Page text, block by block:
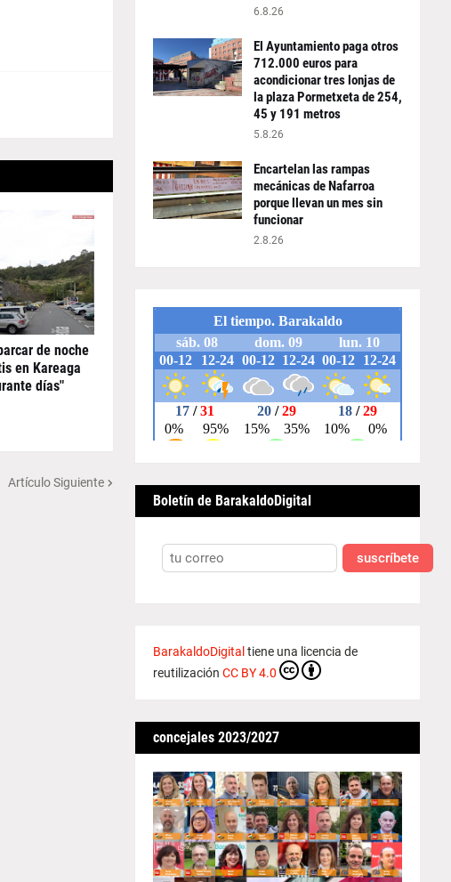
de noche
en Kareaga
días"
Artículo Siguiente
6.8.26
El Ayuntamiento paga otros
712.000 euros para
acondicionar tres lonjas de
la plaza Pormetxeta de 254,
45 y 191 metros
5.8.26
Encartelan las rampas
mecánicas de Nafarroa
porque llevan un mes sin
funcionar
2.8.26
Boletín de BarakaldoDigital
suscríbete
BarakaldoDigital tiene una licencia de
reutilización CC BY 4.0
concejales 2023/2027